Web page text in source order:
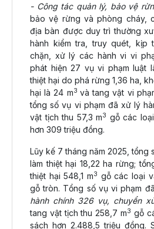
- Công tác quản lý, bảo vệ
bảo vệ rừng và phòng cháy,
địa bàn được duy trì thường
hành kiểm tra, truy quét, kịp
chặn, xử lý các hành vi vi
phát hiện 27 vụ vi phạm luật
thiệt hại do phá rừng 1,36 ha,
hại là 24 m3 và tang vật vi
tổng số vụ vi phạm đã xử lý
vật tịch thu 57,3 m3 gỗ các
hơn 309 triệu đồng.
Lũy kế 7 tháng năm 2025, tổng
làm thiệt hại 18,22 ha rừng;
thiệt hại 548,1 m3 gỗ các loại
gỗ tròn. Tổng số vụ vi phạm
hành chính 326 vụ, chuyển
tang vật tịch thu 258,7 m3 gỗ
sách hơn 2.488,5 triệu đồng.